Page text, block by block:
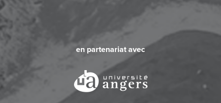
en partenariat avec